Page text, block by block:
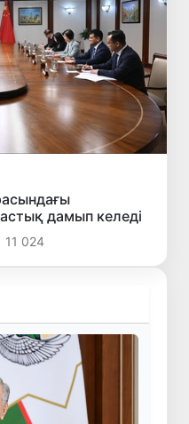
дамып келеді
11 024